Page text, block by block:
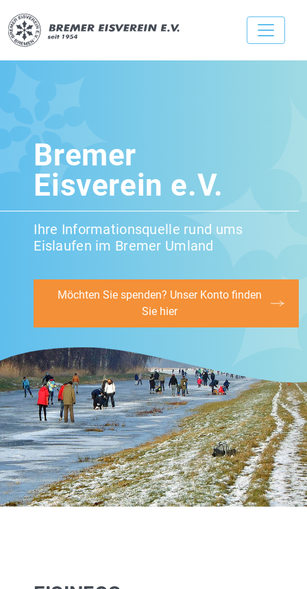
Bremer
Eisverein e.V.
Ihre Informationsquelle rund ums
Eislaufen im Bremer Umland
Möchten Sie spenden? Unser Konto finden
Sie hier